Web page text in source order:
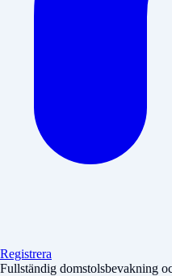
Registrera
Fullständig domstolsbevakning